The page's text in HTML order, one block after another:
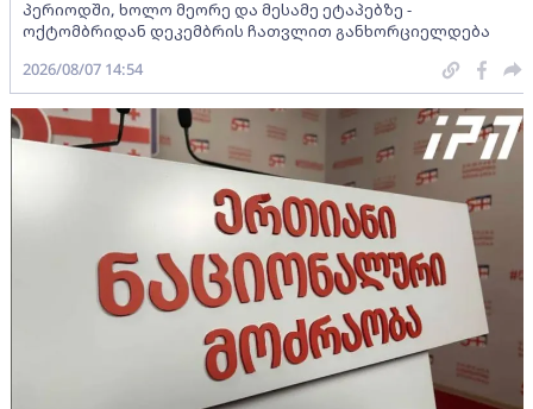
პერიოდში, ხოლო მეორე და მესამე ეტაპებზე -
ოქტომბრიდან დეკემბრის ჩათვლით განხორციელდება
2026/08/07 14:54